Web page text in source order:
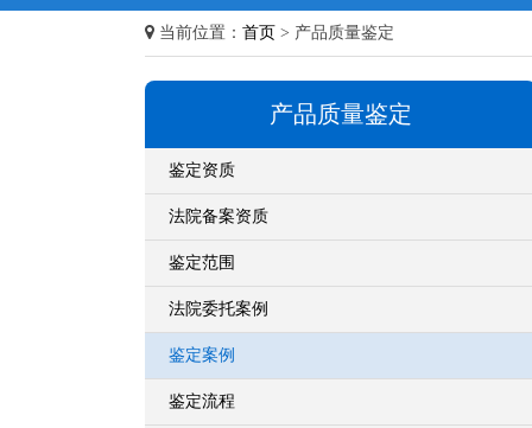
当前位置： 首页 > 产品质量鉴定
产品质量鉴定
鉴定资质
法院备案资质
鉴定范围
法院委托案例
鉴定案例
鉴定流程